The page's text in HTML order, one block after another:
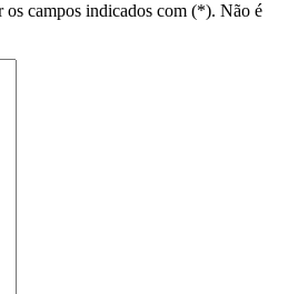
os campos indicados com (*). Não é